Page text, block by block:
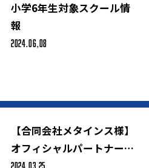
小学6年生対象スクール情
報
2024.06,08
【合同会社メタインス様】
オフィシャルパートナー決
2024.03,25